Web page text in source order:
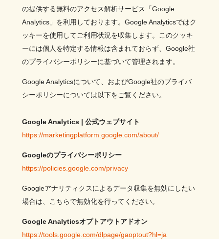
の提供する無料のアクセス解析サービス「Google
Analytics」を利用しております。Google Analyticsではク
ッキーを使用してご利用状況を収集します。このクッキ
ーには個人を特定する情報は含まれておらず、Google社
のプライバシーポリシーに基づいて管理されます。
Google Analyticsについて、およびGoogle社のプライバ
シーポリシーについては以下をご覧ください。
Google Analytics | 公式ウェブサイト
https://marketingplatform.google.com/about/
Googleのプライバシーポリシー
https://policies.google.com/privacy
Googleアナリティクスによるデータ収集を無効にしたい
場合は、こちらで無効化を行ってください。
Google Analyticsオプトアウトアドオン
https://tools.google.com/dlpage/gaoptout?hl=ja